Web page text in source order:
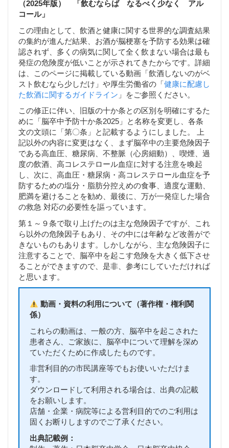
（2025年版） 「飲むならば なるべく少なく アル
コール」
この理由として、飲酒と健康に関する世界的な調査結果
の集約が進んだ結果、お酒が脳梗塞を予防する効果は確
認されず、多くの病気に関して全く飲まない場合は最も
発症の危険度が低いことが示されてきたからです。詳細
は、このページに掲載している動画「飲酒しないのがベ
スト飲むなら少しだけ」や厚生労働省の「健康に配慮し
た飲酒に関するガイドライン 」をご参照ください。
この修正に伴い、旧版の十か条との区別を明確にするた
めに「脳卒中予防十か条2025」と名称を変更し、各条
文の文頭に「第〇条」と記載するようにしました。 上
記以外の内容に変更はなく、まず脳卒中の主要危険因子
である高血圧、糖尿病、不整脈（心房細動）、喫煙、過
度の飲酒、高コレステロール血症に対する注意を喚起
し、次に、高血圧・糖尿病・高コレステロール血症を予
防するための塩分・脂肪分控えめの食事、適度な運動、
肥満を避けることを勧め、最後に、万が一発症した場合
の救急 対応の必要性を謳っています。
第１～９条で取り上げたのは主な危険因子ですが、これ
ら以外の危険因子もあり、その中には年齢など改善がで
きないものもあります。しかしながら、主な危険因子に
注意することで、脳卒中を起こす危険を大きく低下させ
ることができますので、是非、参考にしていただければ
と思います。
動画・資料の利用について（著作権・権利関
係）
これらの動画は、一般の方、脳卒中を起こされた
患者さん、ご家族に、脳卒中について理解を深め
ていただくために作成したものです。
非営利目的の市民講座等でもお使いいただけま
す。
ダウンロードして利用される場合は、出典の記載
をお願いします。
店舗・企業・病院等による営利目的でのご利用は
固くお断りしますのでご了承ください。
出典記載例：